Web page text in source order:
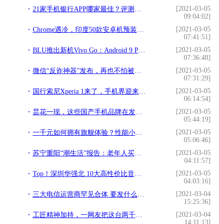
21家手机银行APP哪家最佳？评测标准正式发布!
[2021-03-05
09:04:02]
Chrome遇冷，印度50款安卓机预装Opera Mini!
[2021-03-05
07:41:51]
BLU推出新机Vivo Go：Android 9 Pie Go系统 售79美元!
[2021-03-05
07:36:48]
微信“反诈神器”发布，再也不怕被骗了！!
[2021-03-05
07:31:29]
国行索尼Xperia 1来了，手机界迎来一股清流！!
[2021-03-05
06:14:54]
昙花一现，这些国产手机品牌在发展的路上终究只是过客！!
[2021-03-05
05:44:19]
一千元如何拥有旗舰体验？性能小钢炮vivo Z1了解一下!
[2021-03-05
05:06:46]
苏宁重阳“潮生活”报告：老年人买智能手机和单反热情超乎想象!
[2021-03-05
04:11:57]
Top！深圳华强北 10大高性价比音乐耳机!
[2021-03-05
04:03:16]
三大电信运营商罕见合体 要发什么大招？!
[2021-03-04
15:25:36]
工匠精神加持，一网友把这台两千元的手机拆解并裱成艺术品!
[2021-03-04
14:11:13]